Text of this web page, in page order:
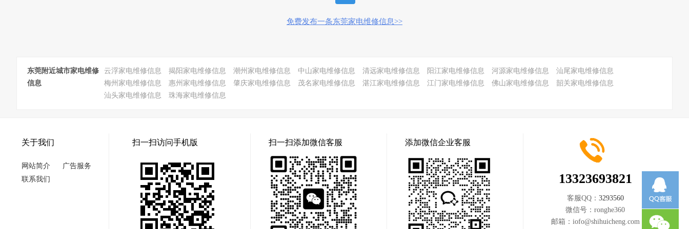
免费发布一条东莞家电维修信息>>
东莞附近城市家电维修
信息
云浮家电维修信息 揭阳家电维修信息 潮州家电维修信息 中山家电维修信息 清远家电维修信息 阳江家电维修信息 河源家电维修信息
汕尾家电维修信息
梅州家电维修信息
惠州家电维修信息 肇庆家电维修信息 茂名家电维修信息 湛江家电维修信息 江门家电维修信息 佛山家电维修信息
韶关家电维修信息
汕头家电维修信息
珠海家电维修信息
关于我们
网站简介
广告服务
联系我们
扫一扫访问手机版 扫一扫添加微信客服 添加微信企业客服
13323693821
客服QQ： 3293560
微信号： ronghe360
邮箱： iofo@shihuicheng.com